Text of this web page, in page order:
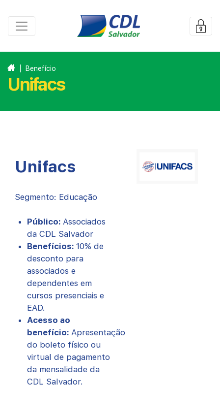
Benefício
Unifacs
Unifacs
Segmento: Educação
Público: Associados
da CDL Salvador
Benefícios: 10% de
desconto para
associados e
dependentes em
cursos presenciais e
EAD.
Acesso ao
benefício: Apresentação
do boleto físico ou
virtual de pagamento
da mensalidade da
CDL Salvador.